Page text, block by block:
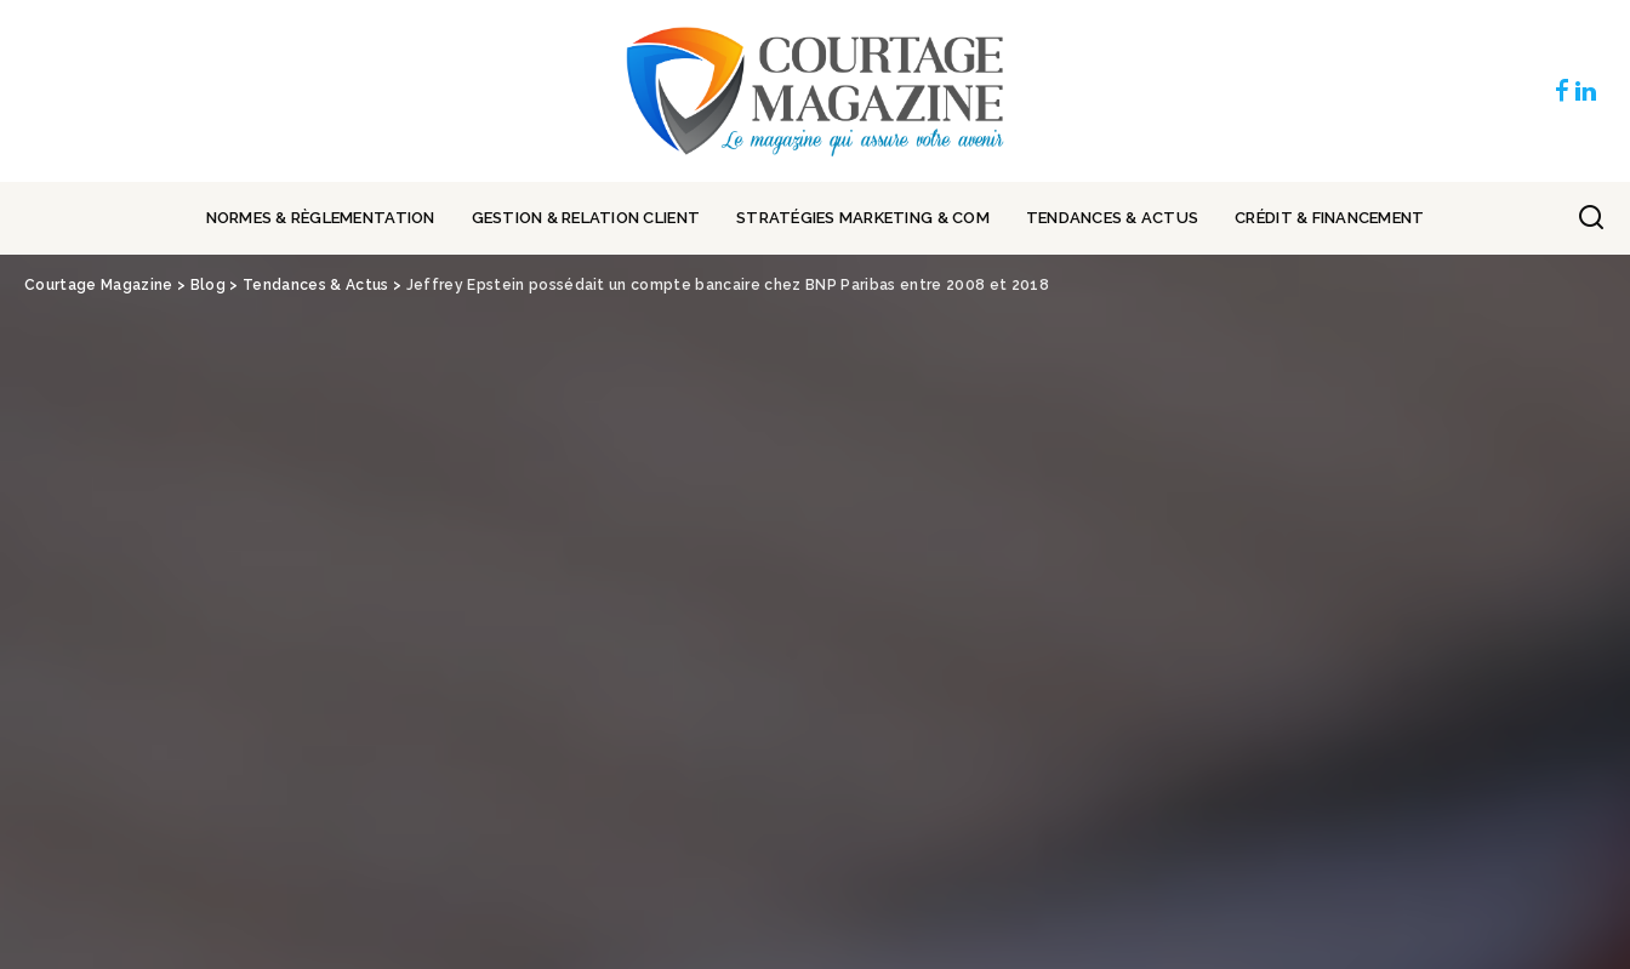
NORMES & RÈGLEMENTATION GESTION & RELATION CLIENT STRATÉGIES MARKETING & COM TENDANCES & ACTUS CRÉDIT & FINANCEMENT
Courtage Magazine > Blog > Tendances & Actus > Jeffrey Epstein possédait un compte bancaire chez BNP Paribas entre 2008 et 2018